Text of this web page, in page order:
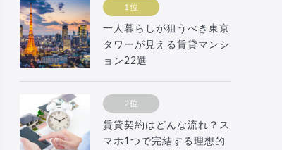
1位
一人暮らしが狙うべき東京
タワーが見える賃貸マンシ
ョン22選
2位
賃貸契約はどんな流れ？ス
マホ1つで完結する理想的